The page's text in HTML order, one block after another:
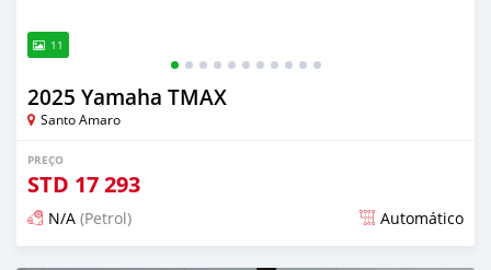
11
2025 Yamaha TMAX
Santo Amaro
PREÇO
STD 17 293
N/A (Petrol) Automático
Publicado aproximadamente 2 meses atrás